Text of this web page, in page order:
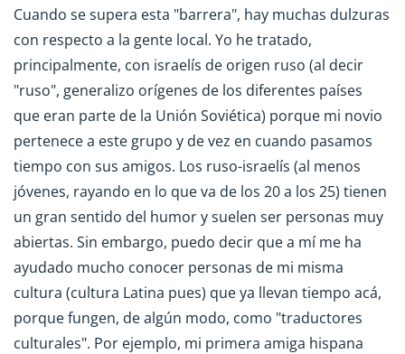
Cuando se supera esta "barrera", hay muchas dulzuras
con respecto a la gente local. Yo he tratado,
principalmente, con israelís de origen ruso (al decir
"ruso", generalizo orígenes de los diferentes países
que eran parte de la Unión Soviética) porque mi novio
pertenece a este grupo y de vez en cuando pasamos
tiempo con sus amigos. Los ruso-israelís (al menos
jóvenes, rayando en lo que va de los 20 a los 25) tienen
un gran sentido del humor y suelen ser personas muy
abiertas. Sin embargo, puedo decir que a mí me ha
ayudado mucho conocer personas de mi misma
cultura (cultura Latina pues) que ya llevan tiempo acá,
porque fungen, de algún modo, como "traductores
culturales". Por ejemplo, mi primera amiga hispana